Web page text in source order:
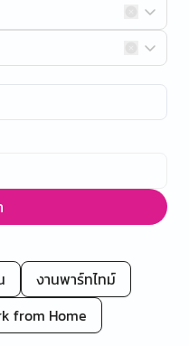
งานพาร์ทไทม์
from Home